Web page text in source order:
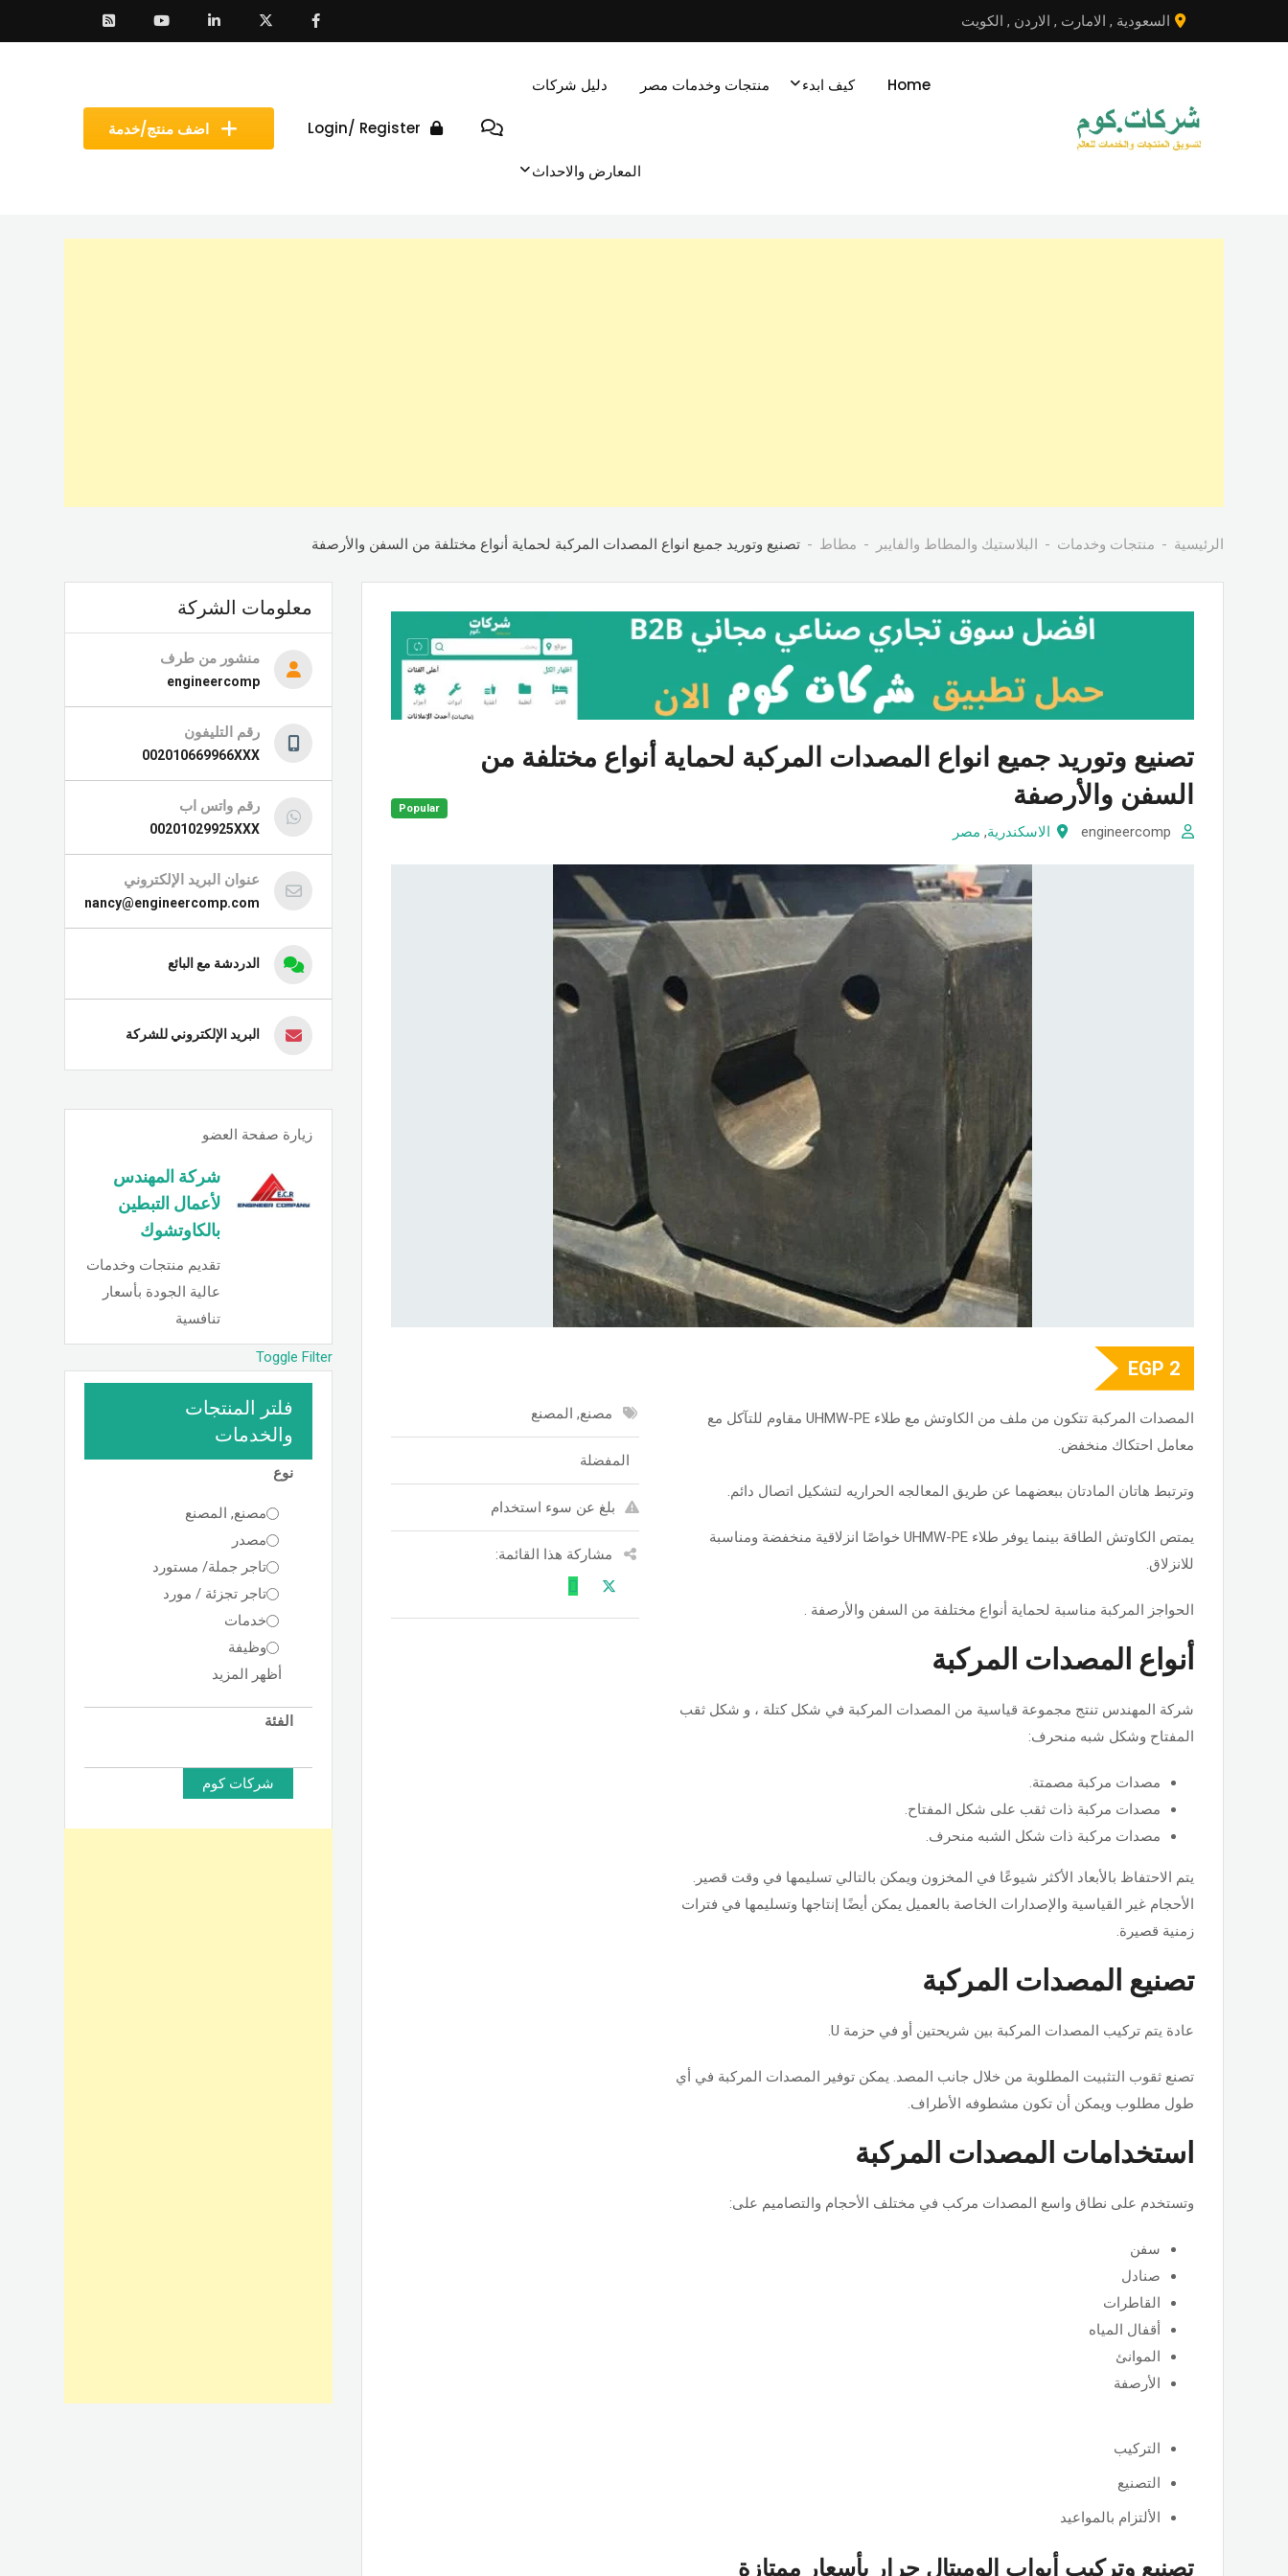
إلى
السعودية , الامارت , الاردن , الكويت
اضف منتج/خدمة Login/ Register
Home كيف ابدء منتجات وخدمات مصر دليل شركات
المعارض والاحداث
الرئيسية منتجات وخدمات البلاستيك والمطاط والفايبر مطاط تصنيع وتوريد جميع انواع المصدات المركبة لحماية أنواع مختلفة من السفن والأرصفة
تصنيع وتوريد جميع انواع المصدات المركبة لحماية أنواع مختلفة من
السفن والأرصفة
الاسكندرية, مصر
Popular
EGP 2
المصدات المركبة تتكون من ملف من الكاوتش مع طلاء UHMW-PE مقاوم للتآكل مع
معامل احتكاك منخفض.
وترتبط هاتان المادتان ببعضهما عن طريق المعالجه الحراريه لتشكيل اتصال دائم.
يمتص الكاوتش الطاقة بينما يوفر طلاء UHMW-PE خواصًا انزلاقية منخفضة ومناسبة
للانزلاق.
الحواجز المركبة مناسبة لحماية أنواع مختلفة من السفن والأرصفة .
أنواع المصدات المركبة
شركة المهندس تنتج مجموعة قياسية من المصدات المركبة في شكل كتلة ، و شكل ثقب
المفتاح وشكل شبه منحرف:
مصدات مركبة مصمتة.
مصدات مركبة ذات ثقب على شكل المفتاح.
مصدات مركبة ذات شكل الشبه منحرف.
يتم الاحتفاظ بالأبعاد الأكثر شيوعًا في المخزون ويمكن بالتالي تسليمها في وقت قصير.
الأحجام غير القياسية والإصدارات الخاصة بالعميل يمكن أيضًا إنتاجها وتسليمها في فترات
زمنية قصيرة.
تصنيع المصدات المركبة
عادة يتم تركيب المصدات المركبة بين شريحتين أو في حزمة U.
تصنع ثقوب التثبيت المطلوبة من خلال جانب المصد. يمكن توفير المصدات المركبة في أي
طول مطلوب ويمكن أن تكون مشطوفه الأطراف.
استخدامات المصدات المركبة
وتستخدم على نطاق واسع المصدات مركب في مختلف الأحجام والتصاميم على:
سفن
صنادل
القاطرات
أقفال المياه
الموانئ
الأرصفة
مصنع, المصنع
المفضلة
بلغ عن سوء استخدام
مشاركة هذا القائمة:
التركيب
التصنيع
الألتزام بالمواعيد
تصنيع وتركيب أبواب الوميتال جرار بأسعار ممتازة
معلومات الشركة
منشور من طرف
engineercomp
رقم التليفون
002010669966XXX
رقم واتس اب
00201029925XXX
عنوان البريد الإلكتروني
nancy@engineercomp.com
الدردشة مع البائع
البريد الإلكتروني للشركة
زيارة صفحة العضو
شركة المهندس
لأعمال التبطين
بالكاوتشوك
تقديم منتجات وخدمات
عالية الجودة بأسعار
تنافسية
Toggle Filter
فلتر المنتجات
والخدمات
نوع
مصنع, المصنع
مصدر
تاجر جملة/ مستورد
تاجر تجزئة / مورد
خدمات
وظيفة
أظهر المزيد
الفئة
شركات كوم